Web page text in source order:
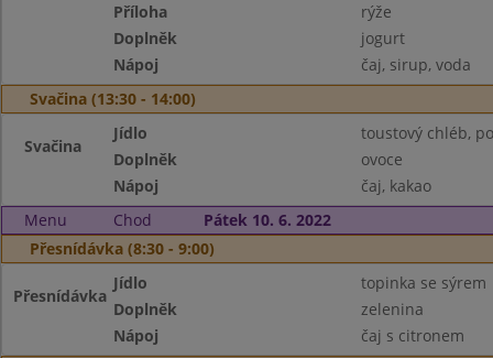
Příloha
rýže
Doplněk
jogurt
Nápoj
čaj, sirup, voda
Svačina (13:30 - 14:00)
Svačina
Jídlo
toustový chléb,
Doplněk
ovoce
Nápoj
čaj, kakao
Menu
Chod
Pátek 10. 6. 2022
Přesnídávka (8:30 - 9:00)
Přesnídávka
Jídlo
topinka se sýrem
Doplněk
zelenina
Nápoj
čaj s citronem